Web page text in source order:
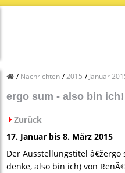
Nachrichten 2015 Januar
ergo sum - also bin ich!
Zurück
17. Januar bis 8. März 2015
Der Ausstellungstitel â€žergo
denke, also bin ich) von